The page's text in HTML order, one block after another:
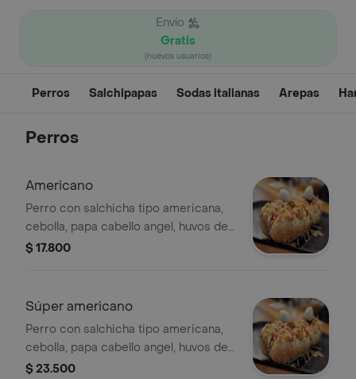
Envío
Gratis
(nuevos usuarios)
Perros Salchipapas Sodas italianas Arepas
Perros
Americano
Perro con salchicha tipo americana,
cebolla, papa cabello angel, huvos de
codorniz y salsas
$ 17.800
Súper americano
Perro con salchicha tipo americana,
cebolla, papa cabello angel, huvos de
codorniz y salsas, con papa francesa
$ 23.500